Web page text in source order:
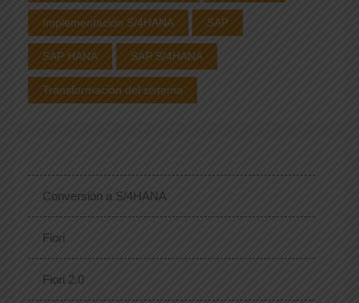
Implementación S/4HANA SAP
SAP HANA SAP S/4HANA
Transformación del sistema
Conversión a S/4HANA
Fiori
Fiori 2.0